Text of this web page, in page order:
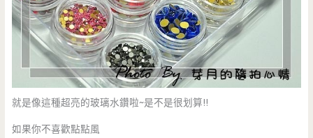
就是像這種超亮的玻璃水鑽啦~是不是很划算!!
如果你不喜歡點點風